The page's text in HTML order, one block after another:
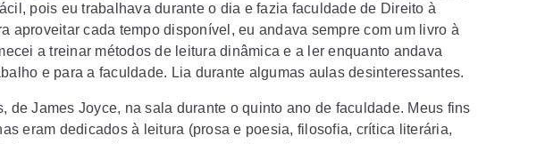
pois eu trabalhava durante o dia e fazia faculdade de Direito à
aproveitar cada tempo disponível, eu andava sempre com um livro à
a treinar métodos de leitura dinâmica e a ler enquanto andava
e para a faculdade. Lia durante algumas aulas desinteressantes.
de James Joyce, na sala durante o quinto ano de faculdade. Meus fins
eram dedicados à leitura (prosa e poesia, filosofia, crítica literária,